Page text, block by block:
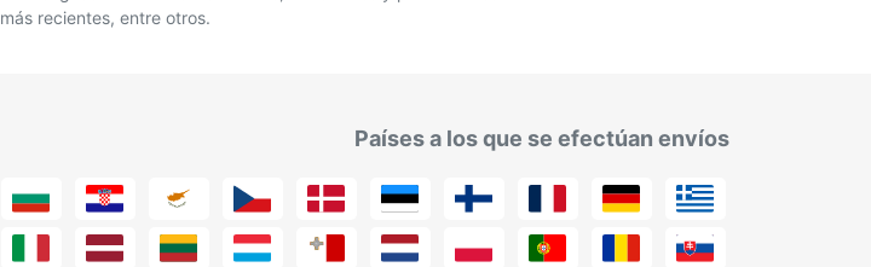
más recientes, entre otros.
Países a los que se efectúan envíos